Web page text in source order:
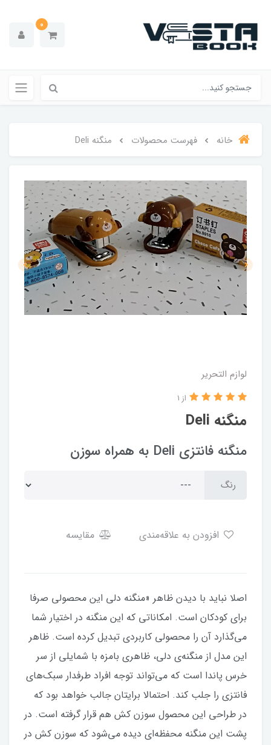
0
خانه فهرست محصولات منگنه Deli
لوازم التحریر
منگنه Deli
از 1
منگنه فانتزی Deli به همراه سوزن
رنگ
مقایسه
اصلا نباید با دیدن ظاهر «منگنه دلی این محصولی صرفا
برای کودکان است. امکاناتی که این منگنه در اختیار شما
می‌گذارد آن را محصولی کاربردی تبدیل کرده است. ظاهر
این مدل از منگنه‌ی دلی، ظاهری بامزه با شمایلی از سر
خرس پاندا است که می‌تواند توجه افراد طرفدار سبک‌های
فانتزی را جلب کند. احتمالا برایتان جالب خواهد بود که
در طراحی این محصول سوزن کش هم قرار گرفته است. در
پشت این منگنه محفظه‌ای دیده می‌شود که سوزن کش در